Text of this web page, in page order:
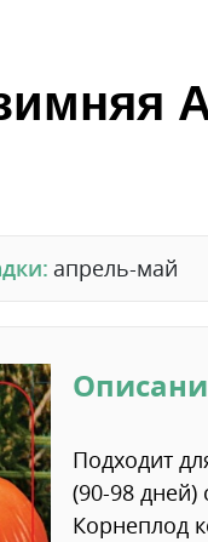
апрель-май
Подходит
(90-98 дней)
Корнеплод